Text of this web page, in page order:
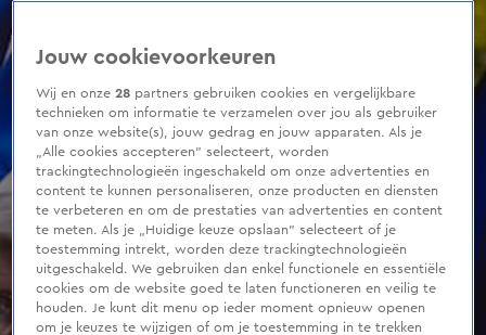
0
of
5
seconds
Jouw cookievoorkeuren
Wij en onze28 partners gebruiken cookies en vergelijkbare
technieken om informatie te verzamelen over jou als gebruiker
van onze website(s), jouw gedrag en jouw apparaten. Als je
„Alle cookies accepteren” selecteert, worden
trackingtechnologieën ingeschakeld om onze advertenties en
content te kunnen personaliseren, onze producten en diensten
te verbeteren en om de prestaties van advertenties en content
te meten. Als je „Huidige keuze opslaan” selecteert of je
toestemming intrekt, worden deze trackingtechnologieën
uitgeschakeld. We gebruiken dan enkel functionele en essentiële
cookies om de website goed te laten functioneren en veilig te
houden. Je kunt dit menu op ieder moment opnieuw openen
om je keuzes te wijzigen of om je toestemming in te trekken